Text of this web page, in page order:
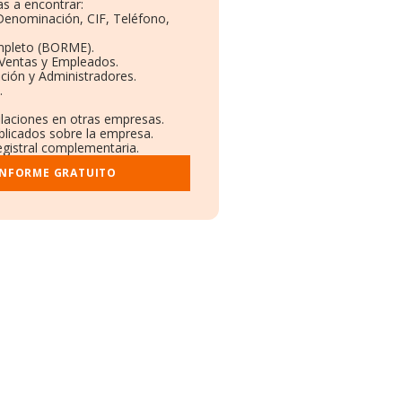
a encontrar:
CIF, Teléfono,
(BORME).
y Empleados.
y Administradores.
en otras empresas.
sobre la empresa.
complementaria.
GRATUITO